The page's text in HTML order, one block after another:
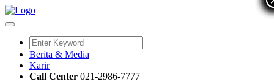
Berita & Media
Karir
Call Center 021-2986-7777